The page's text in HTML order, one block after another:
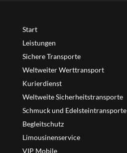
Start
Leistungen
Sichere Transporte
Weltweiter Werttransport
Kurierdienst
Weltweite Sicherheitstransporte
Schmuck und Edelsteintransporte
Begleitschutz
Limousinenservice
VIP Mobile